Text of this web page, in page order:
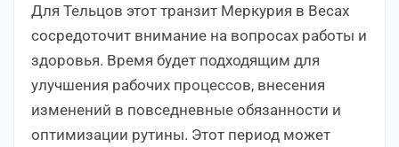
Для Тельцов этот транзит Меркурия в Весах
сосредоточит внимание на вопросах работы и
здоровья. Время будет подходящим для
улучшения рабочих процессов, внесения
изменений в повседневные обязанности и
оптимизации рутины. Этот период может